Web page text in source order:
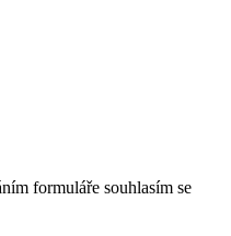
formuláře souhlasím se